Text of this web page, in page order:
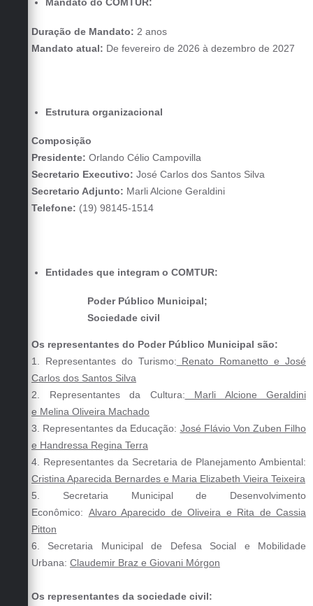
Mandato do COMTUR:
Duração de Mandato: 2 anos
Mandato atual: De fevereiro de 2026 à dezembro de 2027
Estrutura organizacional
Composição
Presidente: Orlando Célio Campovilla
Secretario Executivo: José Carlos dos Santos Silva
Secretario Adjunto: Marli Alcione Geraldini
Telefone: (19) 98145-1514
Entidades que integram o COMTUR:
Poder Público Municipal;
Sociedade civil
Os representantes do Poder Público Municipal são:
1. Representantes do Turismo: Renato Romanetto e José
Carlos dos Santos Silva
2. Representantes da Cultura: Marli Alcione Geraldini
e Melina Oliveira Machado
3. Representantes da Educação: José Flávio Von Zuben Filho
e Handressa Regina Terra
4. Representantes da Secretaria de Planejamento Ambiental:
Cristina Aparecida Bernardes e Maria Elizabeth Vieira Teixeira
5. Secretaria Municipal de Desenvolvimento
Econômico: Alvaro Aparecido de Oliveira e Rita de Cassia
Pitton
6. Secretaria Municipal de Defesa Social e Mobilidade
Urbana: Claudemir Braz e Giovani Mórgon
Os representantes da sociedade civil: